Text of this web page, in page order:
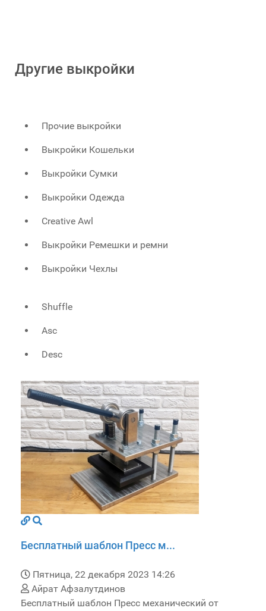
Другие выкройки
Прочие выкройки
Выкройки Кошельки
Выкройки Сумки
Выкройки Одежда
Creative Awl
Выкройки Ремешки и ремни
Выкройки Чехлы
Shuffle
Asc
Desc
Бесплатный шаблон Пресс м...
Пятница, 22 декабря 2023 14:26
Айрат Афзалутдинов
Бесплатный шаблон Пресс механический от